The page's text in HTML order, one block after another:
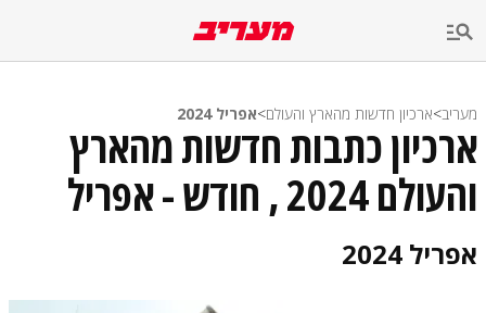
מעריב>ארכיון חדשות מהארץ והעולם>אפריל 2024
ארכיון כתבות חדשות מהארץ
והעולם 2024 , חודש - אפריל
אפריל 2024